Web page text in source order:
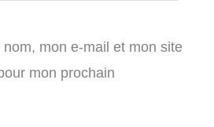
mon e-mail et mon site
mon prochain